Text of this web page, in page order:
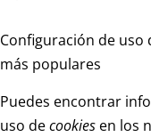
Configuración de uso
más populares
Puedes encontrar
uso decookies en los